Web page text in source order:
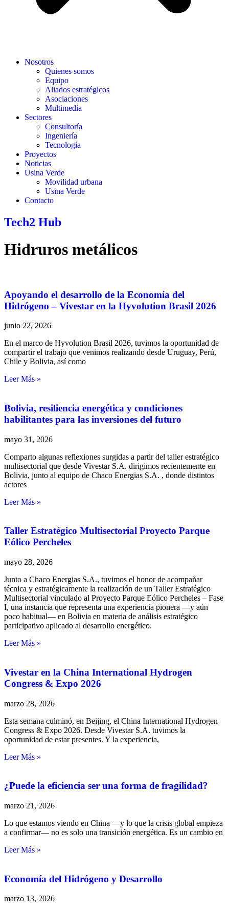
Nosotros
Quienes somos
Equipo
Aliados estratégicos
Asociaciones
Multimedia
Sectores
Consultoría
Ingeniería
Tecnología
Proyectos
Noticias
Usina Verde
Movilidad urbana
Usina Verde
Contacto
Tech2 Hub
Hidruros metálicos
Apoyando el desarrollo de la Economía del
Hidrógeno – Vivestar en la Hyvolution Brasil 2026
junio 22, 2026
En el marco de Hyvolution Brasil 2026, tuvimos la oportunidad de
compartir el trabajo que venimos realizando desde Uruguay, Perú,
Chile y Bolivia, así como
Leer Más »
Bolivia, resiliencia energética y condiciones
habilitantes para las inversiones del futuro
mayo 31, 2026
Comparto algunas reflexiones surgidas a partir del taller estratégico
multisectorial que desde Vivestar S.A. dirigimos recientemente en
Bolivia, junto al equipo de Chaco Energias S.A. , donde distintos
actores
Leer Más »
Taller Estratégico Multisectorial Proyecto Parque
Eólico Percheles
mayo 28, 2026
Junto a Chaco Energias S.A., tuvimos el honor de acompañar
técnica y estratégicamente la realización de un Taller Estratégico
Multisectorial vinculado al Proyecto Parque Eólico Percheles – Fase
I, una instancia que representa una experiencia pionera —y aún
poco habitual— en Bolivia en materia de análisis estratégico
participativo aplicado al desarrollo energético.
Leer Más »
Vivestar en la China International Hydrogen
Congress & Expo 2026
marzo 28, 2026
Esta semana culminó, en Beijing, el China International Hydrogen
Congress & Expo 2026. Desde Vivestar S.A. tuvimos la
oportunidad de estar presentes. Y la experiencia,
Leer Más »
¿Puede la eficiencia ser una forma de fragilidad?
marzo 21, 2026
Lo que estamos viendo en China —y lo que la crisis global empieza
a confirmar— no es solo una transición energética. Es un cambio en
Leer Más »
Economía del Hidrógeno y Desarrollo
marzo 13, 2026